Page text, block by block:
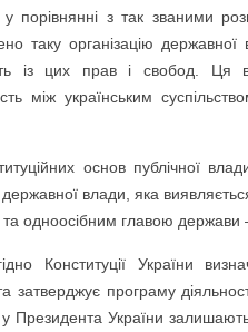
порівнянні з так званими
таку організацію
із цих прав і свобод. Ця
між українським
основ публічної
державної влади, яка
одноосібним главою держави
Конституції України
затверджує програму
Президента України